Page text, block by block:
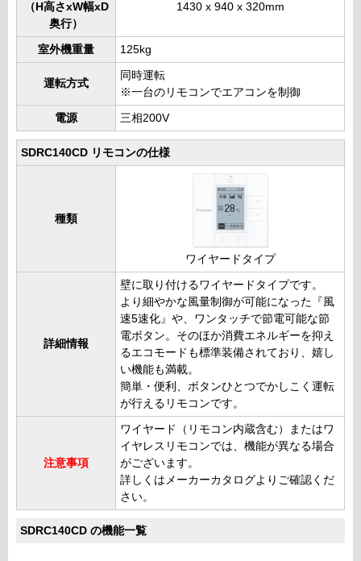
（H高さxW幅xD
奥行）
1430 x 940 x 320mm
室外機重量 125kg
運転方式
同時運転
※一台のリモコンでエアコンを制御
電源 三相200V
SDRC140CD リモコンの仕様
種類
ワイヤードタイプ
詳細情報
壁に取り付けるワイヤードタイプです。
より細やかな風量制御が可能になった『風
速5速化』や、ワンタッチで節電可能な節
電ボタン。そのほか消費エネルギーを抑え
るエコモードも標準装備されており、嬉し
い機能も満載。
簡単・便利、ボタンひとつでかしこく運転
が行えるリモコンです。
注意事項
ワイヤード（リモコン内蔵含む）またはワ
イヤレスリモコンでは、機能が異なる場合
がございます。
詳しくはメーカーカタログよりご確認くだ
さい。
SDRC140CD の機能一覧